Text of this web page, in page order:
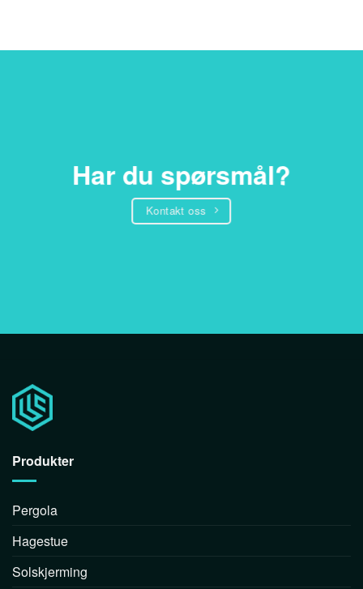
Har du spørsmål?
Kontakt oss
Produkter
Pergola
Hagestue
Solskjerming